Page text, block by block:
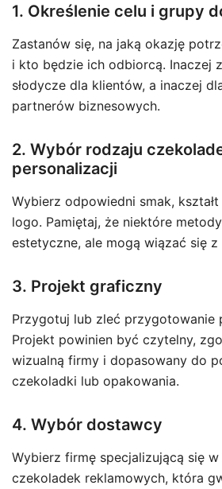
1. Określenie celu i grupy
Zastanów się, na jaką okazję
i kto będzie ich odbiorcą. Inaczej
słodycze dla klientów, a inaczej
partnerów biznesowych.
2. Wybór rodzaju
personalizacji
Wybierz odpowiedni smak,
logo. Pamiętaj, że niektóre
estetyczne, ale mogą wiązać się z
3. Projekt graficzny
Przygotuj lub zleć przygotowanie
Projekt powinien być czytelny,
wizualną firmy i dopasowany do
czekoladki lub opakowania.
4. Wybór dostawcy
Wybierz firmę specjalizującą się
czekoladek reklamowych, która